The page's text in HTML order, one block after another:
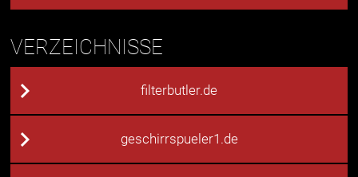
VERZEICHNISSE
filterbutler.de
geschirrspueler1.de